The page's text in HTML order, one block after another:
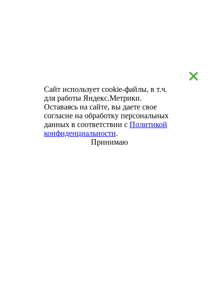
Сайт использует cookie-файлы, в т.ч.
для работы Яндекс.Метрики.
Оставаясь на сайте, вы даете свое
согласие на обработку персональных
данных в соответствии с Политикой
конфиденциальности.
Принимаю